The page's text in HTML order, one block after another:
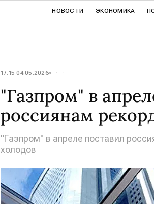
НОВОСТИ ЭКОНОМИКА
17:15 04.05.2026
"Газпром" в
россиянам
"Газпром" в апреле поставил
холодов